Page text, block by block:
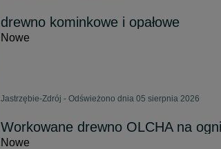
drewno kominkowe i opałowe
Nowe
Jastrzębie-Zdrój - Odświeżono dnia 05 sierpnia 2026
Workowane drewno OLCHA na
Nowe